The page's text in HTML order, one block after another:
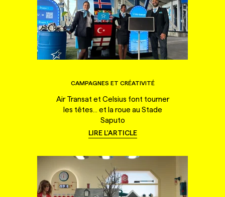
CAMPAGNES ET CRÉATIVITÉ
Air Transat et Celsius font tourner
les têtes... et la roue au Stade
Saputo
LIRE L'ARTICLE